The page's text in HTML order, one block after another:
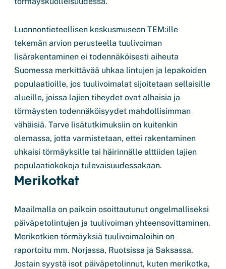
Luonnontieteellisen keskusmuseon TEM:ille
tekemän arvion perusteella tuulivoiman
lisärakentaminen ei todennäköisesti aiheuta
Suomessa merkittävää uhkaa lintujen ja lepakoiden
populaatioille, jos tuulivoimalat sijoitetaan sellaisille
alueille, joissa lajien tiheydet ovat alhaisia ja
törmäysten todennäköisyydet mahdollisimman
vähäisiä. Tarve lisätutkimuksiin on kuitenkin
olemassa, jotta varmistetaan, ettei rakentaminen
uhkaisi törmäyksille tai häirinnälle alttiiden lajien
populaatiokokoja tulevaisuudessakaan.
Merikotkat
Maailmalla on paikoin osoittautunut ongelmalliseksi
päiväpetolintujen ja tuulivoiman yhteensovittaminen.
Merikotkien törmäyksiä tuulivoimaloihin on
raportoitu mm. Norjassa, Ruotsissa ja Saksassa.
Jostain syystä isot päiväpetolinnut, kuten merikotka,